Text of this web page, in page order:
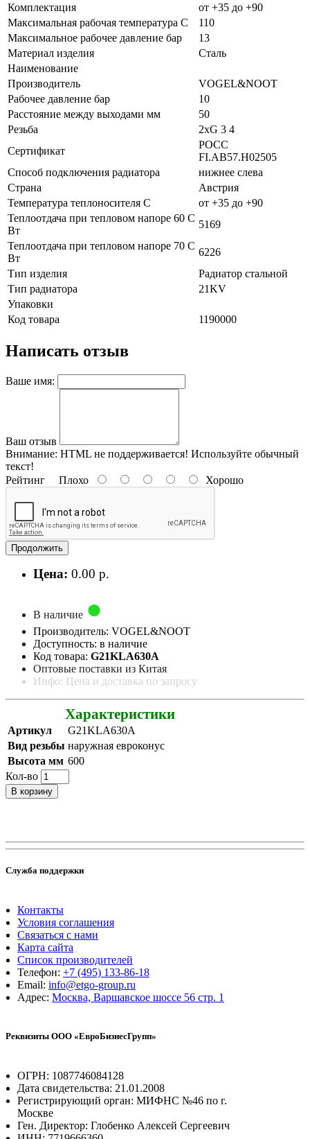
Комплектация
от +35 до +90
Максимальная рабочая температура C
110
Максимальное рабочее давление бар
13
Материал изделия
Сталь
Наименование
Производитель
VOGEL&NOOT
Рабочее давление бар
10
Расстояние между выходами мм
50
Резьба
2xG 3 4
Сертификат
POCC
FI.AB57.H02505
Способ подключения радиатора
нижнее слева
Страна
Австрия
Температура теплоносителя C
от +35 до +90
Теплоотдача при тепловом напоре 60 С
Вт
5169
Теплоотдача при тепловом напоре 70 С
Вт
6226
Тип изделия
Радиатор стальной
Тип радиатора
21KV
Упаковки
Код товара
1190000
Написать отзыв
Ваше имя:
Ваш отзыв
Внимание: HTML не поддерживается! Используйте обычный
текст!
Рейтинг Плохо Хорошо
Продолжить
Цена: 0.00 р.
В наличие
Производитель: VOGEL&NOOT
Доступность: в наличие
Код товара: G21KLA630A
Оптовые поставки из Китая
Инфо: Цена и доставка по запросу
Характеристики
Артикул
G21KLA630A
Вид резьбы наружная евроконус
Высота мм 600
Кол-во
В корзину
Служба поддержки
Контакты
Условия соглашения
Связаться с нами
Карта сайта
Список производителей
Телефон: +7 (495) 133-86-18
Email: info@etgo-group.ru
Адрес: Москва, Варшавское шоссе 56 стр. 1
Реквизиты ООО «ЕвроБизнесГрупп»
ОГРН: 1087746084128
Дата свидетельства: 21.01.2008
Регистрирующий орган: МИФНС №46 по г.
Москве
Ген. Директор: Глобенко Алексей Сергеевич